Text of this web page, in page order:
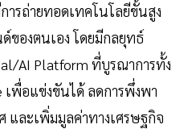
ารถ่ายทอดเทคโนโลยีขั้นสูง
ของตนเอง โดยมีกลยุทธ์
AI Platform ที่บูรณาการทั้ง
พื่อแข่งขันได้ ลดการพึ่งพา
และเพิ่มมูลค่าทางเศรษฐกิจ